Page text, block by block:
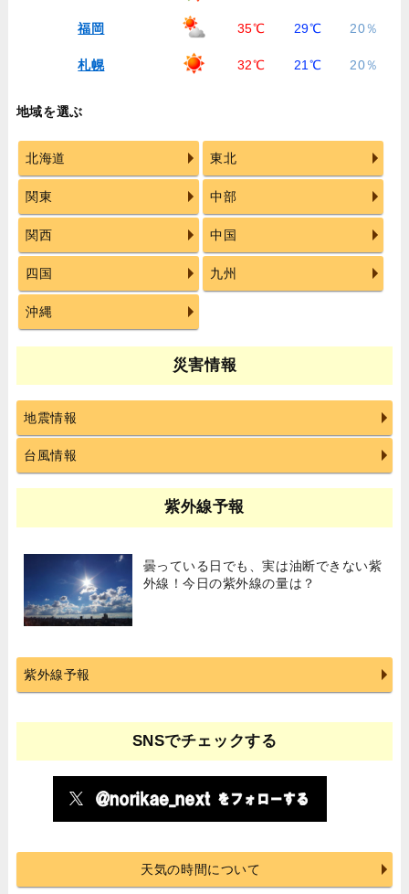
福岡 35℃ 29℃ 20％
札幌 32℃ 21℃ 20％
地域を選ぶ
北海道 東北
関東 中部
関西 中国
四国 九州
沖縄
災害情報
地震情報
台風情報
紫外線予報
曇っている日でも、実は油断できない紫
外線！今日の紫外線の量は？
紫外線予報
SNSでチェックする
天気の時間について